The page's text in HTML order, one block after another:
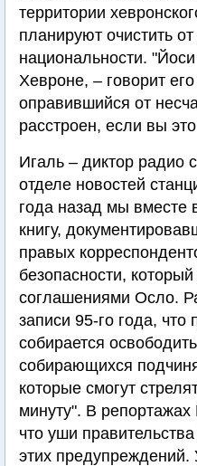
территории
планируют очистить
национальности.
Хевроне, – говорит
оправившийся от
расстроен, если вы
Игаль – диктор радио
отделе новостей
года назад мы вместе
книгу,
правых
безопасности,
соглашениями Осло.
записи 95-го года, что
собирается
собирающихся
которые смогут
минуту". В
что уши
этих предупреждений.